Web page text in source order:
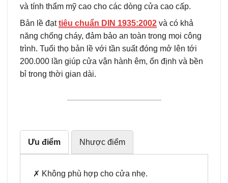
và tính thẩm mỹ cao cho các dòng cửa cao cấp.
Bản lề đạttiêu chuẩn DIN 1935:2002 và có khả
năng chống cháy, đảm bảo an toàn trong mọi công
trình. Tuổi thọ bản lề với tần suất đóng mở lên tới
200.000 lần giúp cửa vận hành êm, ổn định và bền
bỉ trong thời gian dài.
Ưu điểm Nhược điểm
✗ Không phù hợp cho cửa nhẹ.